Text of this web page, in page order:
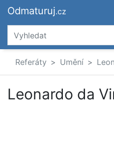
Odmaturuj.cz
Referáty Umění
Leonardo da